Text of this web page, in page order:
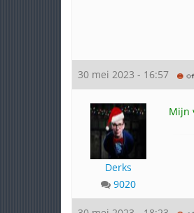
30 mei 2023 - 16:57
Derks
9020
Mijn